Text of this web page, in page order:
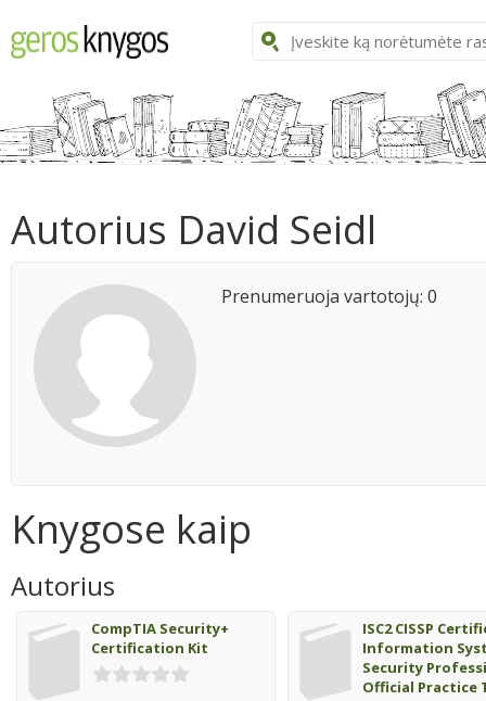
Autorius David Seidl
Prenumeruoja vartotojų: 0
Knygose kaip
Autorius
CompTIA Security+
Certification Kit
ISC2 CISSP
Information
Security
Official Practice